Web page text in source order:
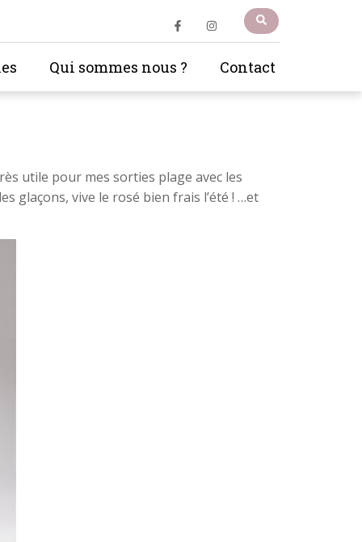
Qui sommes nous ? Contact
utile pour mes sorties plage avec les
glaçons, vive le rosé bien frais l’été ! …et